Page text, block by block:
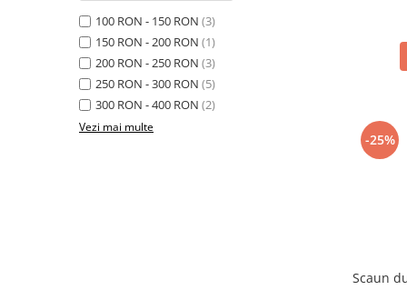
Recuperare copii
Orteze copii
Dispozitive mers
100 RON - 150 RON (3)
150 RON - 200 RON (1)
200 RON - 250 RON (3)
250 RON - 300 RON (5)
300 RON - 400 RON (2)
Vezi mai multe
-25%
Scaun